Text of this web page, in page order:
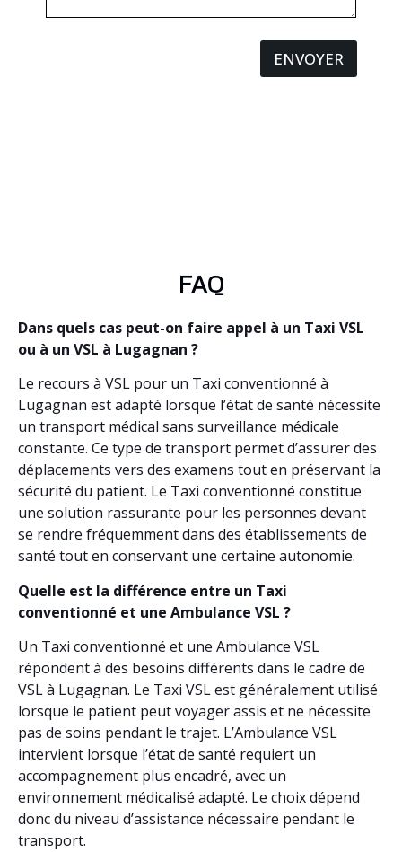
ENVOYER
FAQ
Dans quels cas peut-on faire appel à un Taxi VSL
ou à un VSL à Lugagnan ?
Le recours à VSL pour un Taxi conventionné à
Lugagnan est adapté lorsque l’état de santé nécessite
un transport médical sans surveillance médicale
constante. Ce type de transport permet d’assurer des
déplacements vers des examens tout en préservant la
sécurité du patient. Le Taxi conventionné constitue
une solution rassurante pour les personnes devant
se rendre fréquemment dans des établissements de
santé tout en conservant une certaine autonomie.
Quelle est la différence entre un Taxi
conventionné et une Ambulance VSL ?
Un Taxi conventionné et une Ambulance VSL
répondent à des besoins différents dans le cadre de
VSL à Lugagnan. Le Taxi VSL est généralement utilisé
lorsque le patient peut voyager assis et ne nécessite
pas de soins pendant le trajet. L’Ambulance VSL
intervient lorsque l’état de santé requiert un
accompagnement plus encadré, avec un
environnement médicalisé adapté. Le choix dépend
donc du niveau d’assistance nécessaire pendant le
transport.